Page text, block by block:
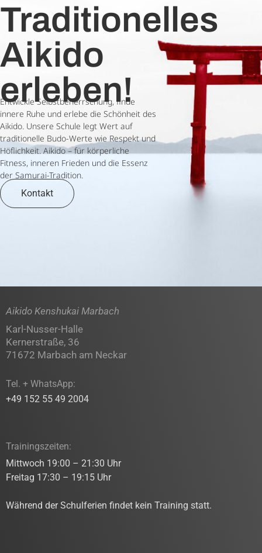
Traditionelles
Aikido
erleben!
Entwickle Selbstbeherrschung, finde
innere Ruhe und erlebe die Schönheit des
Aikido. Unsere Schule legt Wert auf
traditionelle Budo-Werte wie Respekt und
Höflichkeit. Aikido – für körperliche
Fitness, inneren Frieden und die Essenz
der Samurai-Tradition.
Kontakt
Aikido Kenshukai Marbach
Karl-Nusser-Halle
Kernerstraße, 36
71672 Marbach am Neckar
Tel. + WhatsApp:
+49 152 55 49 2004
Trainingszeiten:
Mittwoch 19:00 – 21:30 Uhr
Freitag 17:30 – 19:15 Uhr
Während der Schulferien findet kein Training statt.